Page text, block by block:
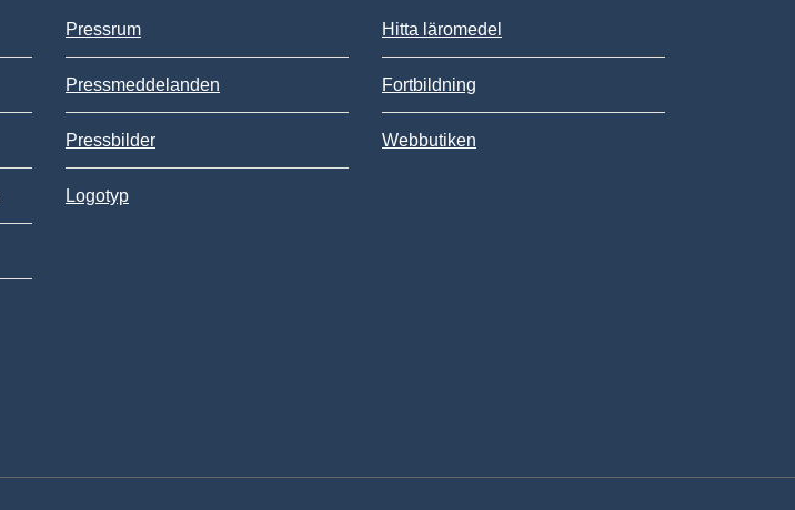
Pressrum
Pressmeddelanden
Pressbilder
Logotyp
Hitta läromedel
Fortbildning
Webbutiken